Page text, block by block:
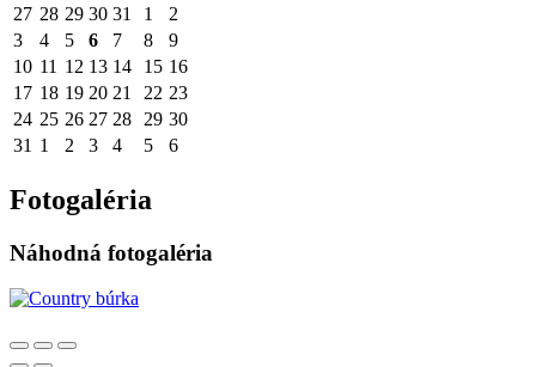
27 28 29 30 31 1
2
3
4 5 6 7 8
9
10 11 12 13 14 15 16
17 18 19 20 21 22 23
24 25 26 27 28 29 30
31 1 2 3 4 5 6
Fotogaléria
Náhodná fotogaléria